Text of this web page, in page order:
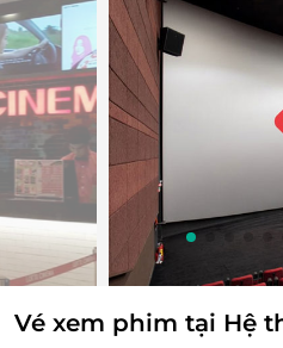
Vé xem phim tại Hệ